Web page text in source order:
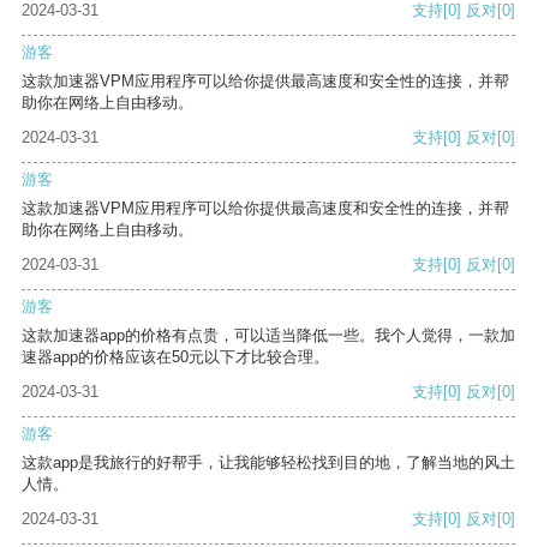
2024-03-31
支持[0] 反对[0]
游客
这款加速器VPM应用程序可以给你提供最高速度和安全性的连接，并帮
助你在网络上自由移动。
2024-03-31
支持[0] 反对[0]
游客
这款加速器VPM应用程序可以给你提供最高速度和安全性的连接，并帮
助你在网络上自由移动。
2024-03-31
支持[0] 反对[0]
游客
这款加速器app的价格有点贵，可以适当降低一些。我个人觉得，一款加
速器app的价格应该在50元以下才比较合理。
2024-03-31
支持[0] 反对[0]
游客
这款app是我旅行的好帮手，让我能够轻松找到目的地，了解当地的风土
人情。
2024-03-31
支持[0] 反对[0]